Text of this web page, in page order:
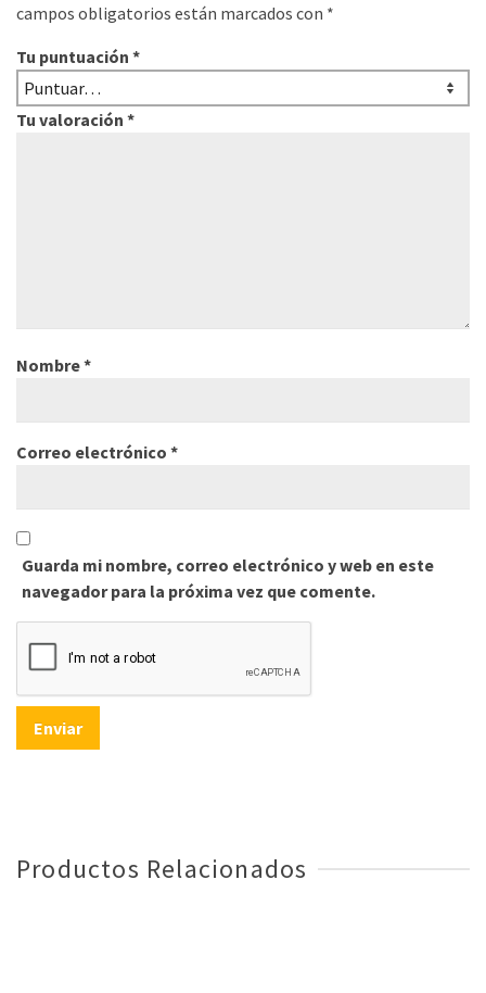
campos obligatorios están marcados con *
Tu puntuación *
Tu valoración *
Nombre*
Correo electrónico *
Guarda mi nombre, correo electrónico y web en este
navegador para la próxima vez que comente.
Productos Relacionados